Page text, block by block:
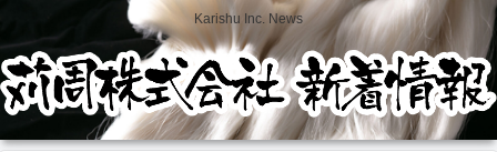
Karishu Inc. News